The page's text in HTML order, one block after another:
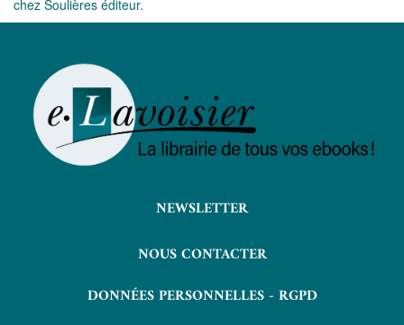
chez Soulières éditeur.
NEWSLETTER
NOUS CONTACTER
DONNÉES PERSONNELLES - RGPD